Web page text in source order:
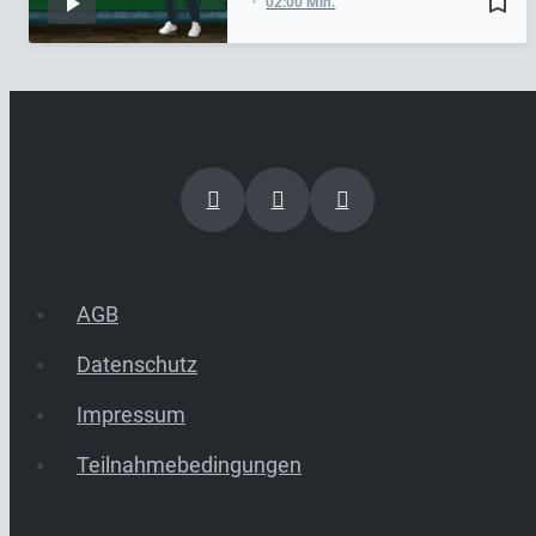
AGB
Datenschutz
Impressum
Teilnahmebedingungen